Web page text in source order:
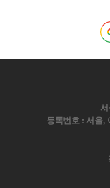
등록번호 : 서울,